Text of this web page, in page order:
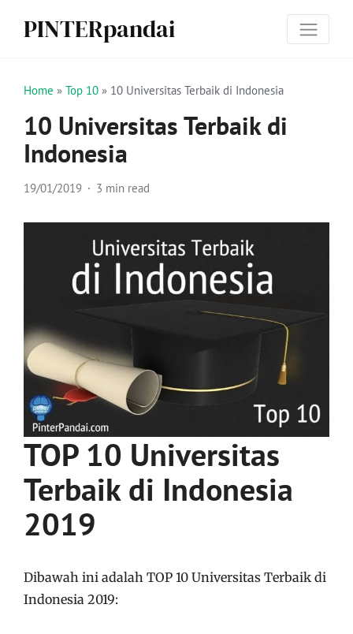
PINTERpandai
Home » Top 10 » 10 Universitas Terbaik di Indonesia
10 Universitas Terbaik di
Indonesia
19/01/2019 3 min read
TOP 10 Universitas
Terbaik di Indonesia
2019
Dibawah ini adalah TOP 10 Universitas Terbaik di
Indonesia 2019: